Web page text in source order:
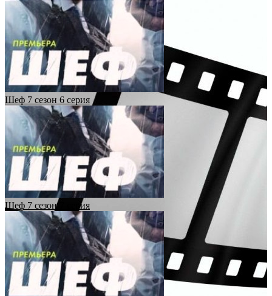
Шеф 7 сезон 6 серия
Шеф 7 сезон 7 серия